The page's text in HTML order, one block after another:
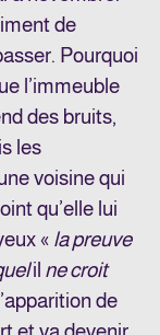
de
Pourquoi
l’immeuble
des bruits,
les
voisine qui
qu’elle lui
« la preuve
il ne croit
de